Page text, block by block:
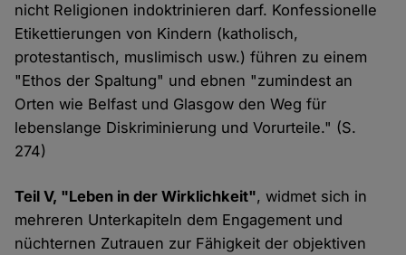
nicht Religionen indoktrinieren darf. Konfessionelle
Etikettierungen von Kindern (katholisch,
protestantisch, muslimisch usw.) führen zu einem
"Ethos der Spaltung" und ebnen "zumindest an
Orten wie Belfast und Glasgow den Weg für
lebenslange Diskriminierung und Vorurteile." (S.
274)
Teil V, "Leben in der Wirklichkeit", widmet sich in
mehreren Unterkapiteln dem Engagement und
nüchternen Zutrauen zur Fähigkeit der objektiven